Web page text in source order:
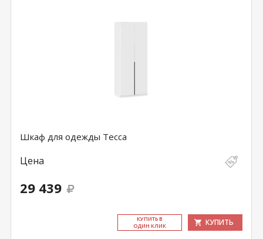
Шкаф для одежды Тесса
Цена
29 439
КУ­ПИТЬ В
ОДИН КЛИК
КУПИТЬ